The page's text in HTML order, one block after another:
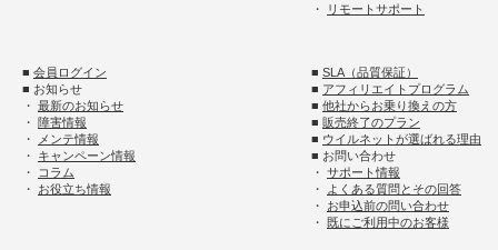
・
リモートサポート
■ 会員ログイン ■ SLA（品質保証）
■ お知らせ
■ アフィリエイトプログラム
・ 最新のお知らせ ■ 他社からお乗り換えの方
・ 障害情報 ■ 販売終了のプラン
・
メンテ情報 ■ ウイルネットが選ばれる理由
・ キャンペーン情報
■ お問い合わせ
・
コラム ・ サポート情報
・ お役立ち情報 ・
よくある質問とその回答
・ お申込前の問い合わせ
・ 既にご利用中のお客様